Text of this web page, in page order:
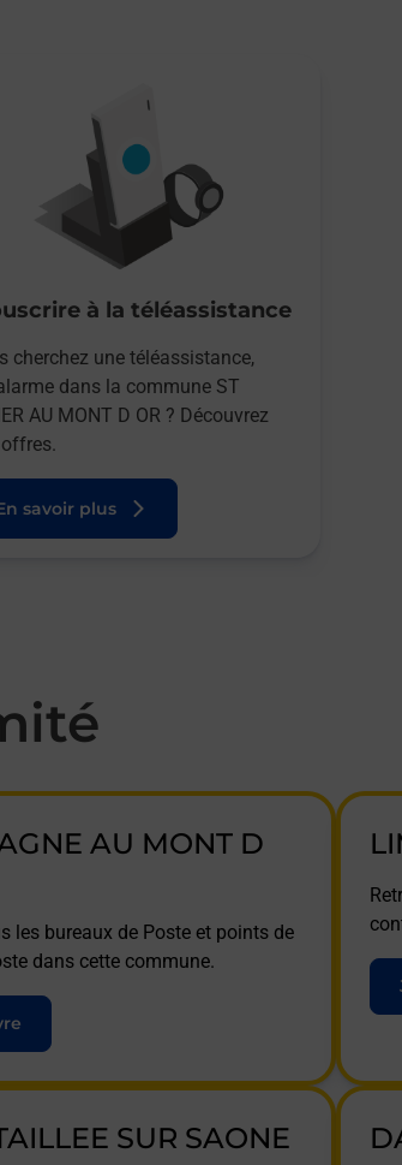
à la téléassistance
cherchez une téléassistance,
dans la commune ST
AU MONT D OR ? Découvrez
savoir plus
AU MONT D
les bureaux de Poste et points de
dans cette commune.
SUR SAONE